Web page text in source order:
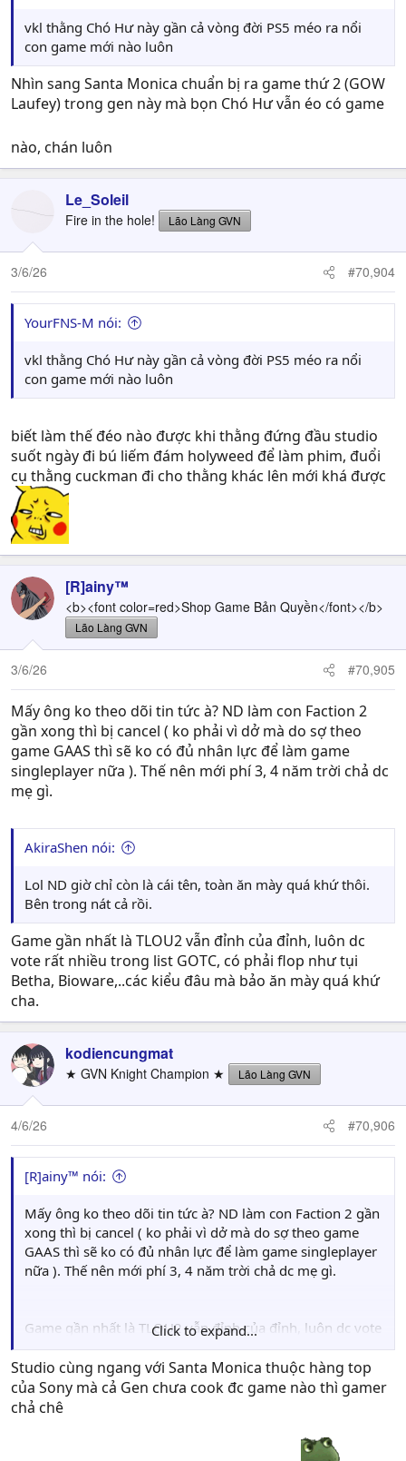
vkl thằng Chó Hư này gần cả vòng đời PS5 méo ra nổi
con game mới nào luôn
Nhìn sang Santa Monica chuẩn bị ra game thứ 2 (GOW
Laufey) trong gen này mà bọn Chó Hư vẫn éo có game
nào, chán luôn
Le_Soleil
Fire in the hole! Lão Làng GVN
3/6/26 #70,904
YourFNS-M nói:
vkl thằng Chó Hư này gần cả vòng đời PS5 méo ra nổi
con game mới nào luôn
biết làm thế đéo nào được khi thằng đứng đầu studio
suốt ngày đi bú liếm đám holyweed để làm phim, đuổi
cụ thằng cuckman đi cho thằng khác lên mới khá được
[R]ainy™
<b><font color=red>Shop Game Bản Quyền</font></b>
Lão Làng GVN
3/6/26 #70,905
Mấy ông ko theo dõi tin tức à? ND làm con Faction 2
gần xong thì bị cancel ( ko phải vì dở mà do sợ theo
game GAAS thì sẽ ko có đủ nhân lực để làm game
singleplayer nữa ). Thế nên mới phí 3, 4 năm trời chả dc
mẹ gì.
AkiraShen nói:
Lol ND giờ chỉ còn là cái tên, toàn ăn mày quá khứ thôi.
Bên trong nát cả rồi.
Game gần nhất là TLOU2 vẫn đỉnh của đỉnh, luôn dc
vote rất nhiều trong list GOTC, có phải flop như tụi
Betha, Bioware,..các kiểu đâu mà bảo ăn mày quá khứ
cha.
kodiencungmat
★ GVN Knight Champion ★ Lão Làng GVN
4/6/26 #70,906
[R]ainy™ nói:
Mấy ông ko theo dõi tin tức à? ND làm con Faction 2 gần
xong thì bị cancel ( ko phải vì dở mà do sợ theo game
GAAS thì sẽ ko có đủ nhân lực để làm game singleplayer
nữa ). Thế nên mới phí 3, 4 năm trời chả dc mẹ gì.
Game gần nhất là TLOU2 vẫn đỉnh của đỉnh, luôn dc vote
rất nhiều trong list GOTC, có phải flop như tụi Betha,
Bioware,..các kiểu đâu mà bảo ăn mày quá khứ cha.
Click to expand...
Studio cùng ngang với Santa Monica thuộc hàng top
của Sony mà cả Gen chưa cook đc game nào thì gamer
chả chê